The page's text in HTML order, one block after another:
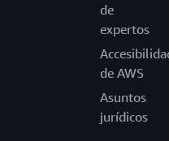
de
expertos
de AWS
Asuntos
jurídicos